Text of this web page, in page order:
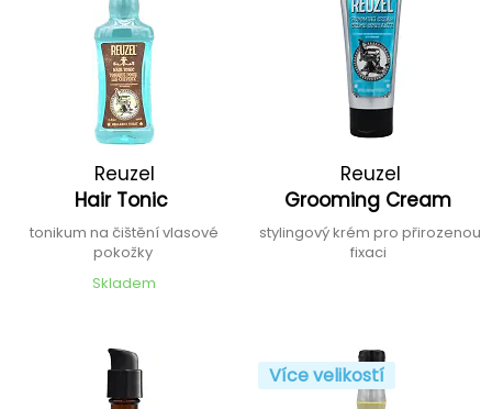
Reuzel
Hair Tonic
tonikum na čištění vlasové
pokožky
Skladem
Reuzel
Grooming Cream
stylingový krém pro přirozenou
fixaci
Více velikostí